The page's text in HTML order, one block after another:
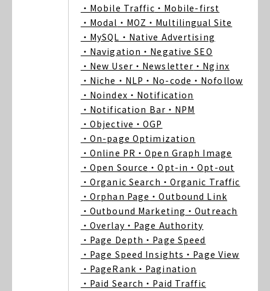
・Mobile Traffic ・Mobile-first
・Modal ・MOZ ・Multilingual Site
・MySQL ・Native Advertising
・Navigation ・Negative SEO
・New User ・Newsletter ・Nginx
・Niche ・NLP ・No-code ・Nofollow
・Noindex ・Notification
・Notification Bar ・NPM
・Objective ・OGP
・On-page Optimization
・Online PR ・Open Graph Image
・Open Source ・Opt-in ・Opt-out
・Organic Search ・Organic Traffic
・Orphan Page ・Outbound Link
・Outbound Marketing ・Outreach
・Overlay ・Page Authority
・Page Depth ・Page Speed
・Page Speed Insights ・Page View
・PageRank ・Pagination
・Paid Search ・Paid Traffic